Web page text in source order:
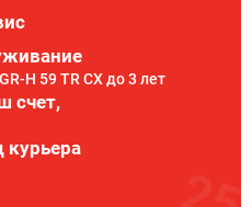
H 59 TR CX до 3 лет
счет,
курьера